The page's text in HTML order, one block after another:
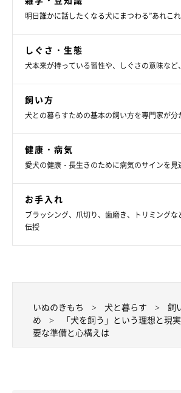
いぬのきもち投稿写真ギャラリー
最後に確認しておきたいのが、犬と暮らす
明日誰かに話したくなる犬にまつわる”あれこ
しぐさ・生態
犬本来が持っている習性や、しぐさの意味な
飼い方
犬との暮らすための基本の飼い方を専門家が分
健康・病気
愛犬の健康・長生きのために病気のサインを
お手入れ
ブラッシング、爪切り、歯磨き、トリミングな
伝授
いぬのきもち 犬と暮らす 飼
め
「犬を飼う」という理想と
要な準備と心構えは